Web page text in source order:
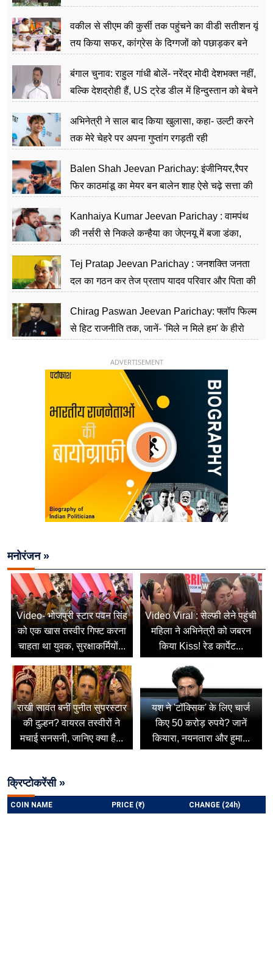
वकील से सीएम की कुर्सी तक पहुंचने का वीडी सतीशन यूं
तय किया सफर, कांग्रेस के दिग्गजों को पछाड़कर बने
बंगाल चुनाव: राहुल गांधी बोलें- नरेंद्र मोदी देशभक्त नहीं,
बल्कि देशद्रोही हैं, US ट्रेड डील में हिन्दुस्तान को बेचने
अभिनेत्री ने साल बाद किया खुलासा, कहा- उल्टी करने
तक मेरे चेहरे पर अपना गुप्तांग रगड़ती रही
Balen Shah Jeevan Parichay: इंजीनियर,रैपर
फिर काठमांडू का मेयर बन बालेन शाह ऐसे चढ़े सत्ता की
Kanhaiya Kumar Jeevan Parichay : वामपंथ
की नर्सरी से निकले कन्हैया का जेएनयू में बजा डंका,
Tej Pratap Jeevan Parichay : जनशक्ति जनता
दल का गठन कर तेज प्रताप यादव परिवार और पिता की
Chirag Paswan Jeevan Parichay: फ्लॉप फिल्म
से हिट राजनीति तक, जानें- 'मिले न मिले हम' के हीरो
ADVERTISEMENT
मनोरंजन »
Video- भोजपुरी स्टार पवन सिंह
को एक खास तस्वीर गिफ्ट करना
चाहता था युवक, सुरक्षाकर्मियों...
Video Viral : सेल्फी लेने पहुंची
महिला ने अभिनेत्री को जबरन
किया Kiss! रेड कार्पेट...
राखी सावंत बनीं पुनीत सुपरस्टार
की दुल्हन? वायरल तस्वीरों ने
मचाई सनसनी, जानिए क्या है...
यश ने 'टॉक्सिक' के लिए चार्ज
किए 50 करोड़ रुपये? जानें
कियारा, नयनतारा और हुमा...
क्रिप्टोकरेंसी »